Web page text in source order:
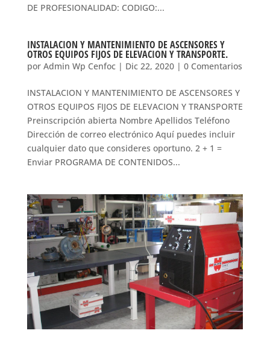
DE PROFESIONALIDAD: CODIGO:...
INSTALACION Y MANTENIMIENTO DE ASCENSORES Y
OTROS EQUIPOS FIJOS DE ELEVACION Y TRANSPORTE.
por Admin Wp Cenfoc| Dic 22, 2020| 0 Comentarios
INSTALACION Y MANTENIMIENTO DE ASCENSORES Y
OTROS EQUIPOS FIJOS DE ELEVACION Y TRANSPORTE
Preinscripción abierta Nombre Apellidos Teléfono
Dirección de correo electrónico Aquí puedes incluir
cualquier dato que consideres oportuno. 2 + 1 =
Enviar PROGRAMA DE CONTENIDOS...